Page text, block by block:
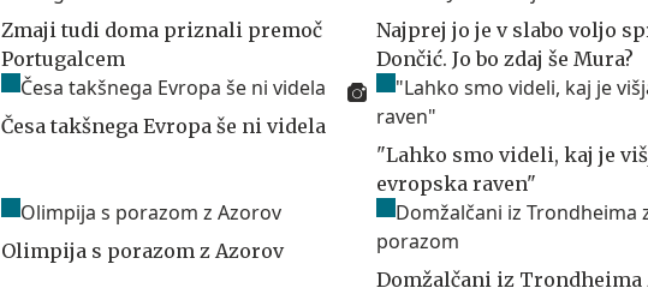
Zmaji tudi doma priznali premoč
Portugalcem
Najprej jo je v slabo voljo
Dončić. Jo bo zdaj še Mura?
Česa takšnega Evropa še ni videla
"Lahko smo videli, kaj je
evropska raven"
Olimpija s porazom z Azorov
Domžalčani iz Trondheima